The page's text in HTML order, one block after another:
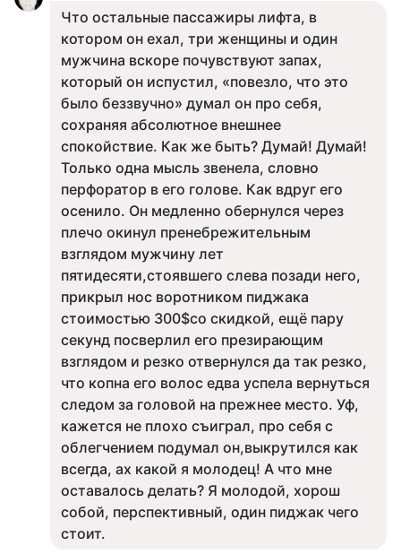
Что остальные пассажиры лифта, в
котором он ехал, три женщины и один
мужчина вскоре почувствуют запах,
который он испустил, «повезло, что это
было беззвучно» думал он про себя,
сохраняя абсолютное внешнее
спокойствие. Как же быть? Думай! Думай!
Только одна мысль звенела, словно
перфоратор в его голове. Как вдруг его
осенило. Он медленно обернулся через
плечо окинул пренебрежительным
взглядом мужчину лет
пятидесяти,стоявшего слева позади него,
прикрыл нос воротником пиджака
стоимостью 300$со скидкой, ещё пару
секунд посверлил его презирающим
взглядом и резко отвернулся да так резко,
что копна его волос едва успела вернуться
следом за головой на прежнее место. Уф,
кажется не плохо съиграл, про себя с
облегчением подумал он,выкрутился как
всегда, ах какой я молодец! А что мне
оставалось делать? Я молодой, хорош
собой, перспективный, один пиджак чего
стоит.